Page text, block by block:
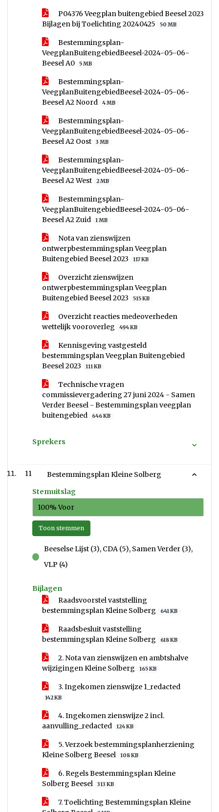
P04376 Veegplan buitengebied Beesel 2023
Bijlagen bij Toelichting 20240425
50 MB
Bestemmingsplan-
VeegplanBuitengebiedBeesel-2024-05-06-
Beesel A0
5 MB
Bestemmingsplan-
VeegplanBuitengebiedBeesel-2024-05-06-
Beesel A2 Noord
4 MB
Bestemmingsplan-
VeegplanBuitengebiedBeesel-2024-05-06-
Beesel A2 Oost
3 MB
Bestemmingsplan-
VeegplanBuitengebiedBeesel-2024-05-06-
Beesel A2 West
2 MB
Bestemmingsplan-
VeegplanBuitengebiedBeesel-2024-05-06-
Beesel A2 Zuid
1 MB
Nota van zienswijzen
ontwerpbestemmingsplan Veegplan
Buitengebied Beesel 2023
117 KB
Overzicht zienswijzen
ontwerpbestemmingsplan Veegplan
Buitengebied Beesel 2023
515 KB
Overzicht reacties medeoverheden
wettelijk vooroverleg
494 KB
Kennisgeving vastgesteld
bestemmingsplan Veegplan Buitengebied
Beesel 2023
111 KB
Technische vragen
commissievergadering 27 juni 2024 - Samen
Verder Beesel - Bestemmingsplan veegplan
buitengebied
646 KB
Sprekers
11
Bestemmingsplan Kleine Solberg
Stemuitslag
100% Voor
Toon stemmen
voor
Beeselse Lijst (3), CDA (5), Samen Verder (3),
VLP (4)
Bijlagen
Raadsvoorstel vaststelling
bestemmingsplan Kleine Solberg
641 KB
Raadsbesluit vaststelling
bestemmingsplan Kleine Solberg
618 KB
2. Nota van zienswijzen en ambtshalve
wijzigingen Kleine Solberg
165 KB
3. Ingekomen zienswijze 1_redacted
142 KB
4. Ingekomen zienswijze 2 incl.
aanvulling_redacted
124 KB
5. Verzoek bestemmingsplanherziening
Kleine Solberg Beesel
108 KB
6. Regels Bestemmingsplan Kleine
Solberg Beesel
313 KB
7. Toelichting Bestemmingsplan Kleine